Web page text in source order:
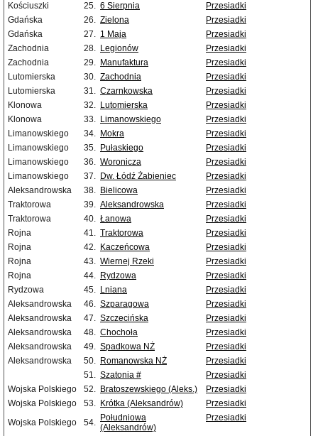
Kościuszki
25. 6 Sierpnia
Przesiadki
Gdańska
26. Zielona
Przesiadki
Gdańska
27. 1 Maja
Przesiadki
Zachodnia
28. Legionów
Przesiadki
Zachodnia
29. Manufaktura
Przesiadki
Lutomierska
30. Zachodnia
Przesiadki
Lutomierska
31. Czarnkowska
Przesiadki
Klonowa
32. Lutomierska
Przesiadki
Klonowa
33. Limanowskiego
Przesiadki
Limanowskiego
34. Mokra
Przesiadki
Limanowskiego
35. Pułaskiego
Przesiadki
Limanowskiego
36. Woronicza
Przesiadki
Limanowskiego
37. Dw. Łódź Żabieniec
Przesiadki
Aleksandrowska
38. Bielicowa
Przesiadki
Traktorowa
39. Aleksandrowska
Przesiadki
Traktorowa
40. Łanowa
Przesiadki
Rojna
41. Traktorowa
Przesiadki
Rojna
42. Kaczeńcowa
Przesiadki
Rojna
43. Wiernej Rzeki
Przesiadki
Rojna
44. Rydzowa
Przesiadki
Rydzowa
45. Lniana
Przesiadki
Aleksandrowska
46. Szparagowa
Przesiadki
Aleksandrowska
47. Szczecińska
Przesiadki
Aleksandrowska
48. Chochoła
Przesiadki
Aleksandrowska
49. Spadkowa NŻ
Przesiadki
Aleksandrowska
50. Romanowska NŻ
Przesiadki
51. Szatonia #
Przesiadki
Wojska Polskiego
52. Bratoszewskiego (Aleks.)
Przesiadki
Wojska Polskiego
53. Krótka (Aleksandrów)
Przesiadki
Wojska Polskiego
54. Południowa
(Aleksandrów)
Przesiadki